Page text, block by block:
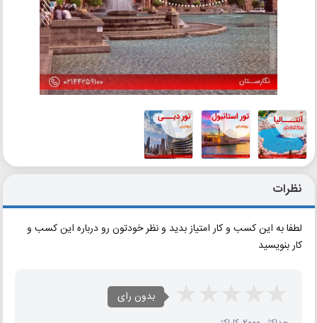
نظرات
لطفا به این کسب و کار امتیاز بدید و نظر خودتون رو درباره این کسب و
کار بنویسید
بدون رای